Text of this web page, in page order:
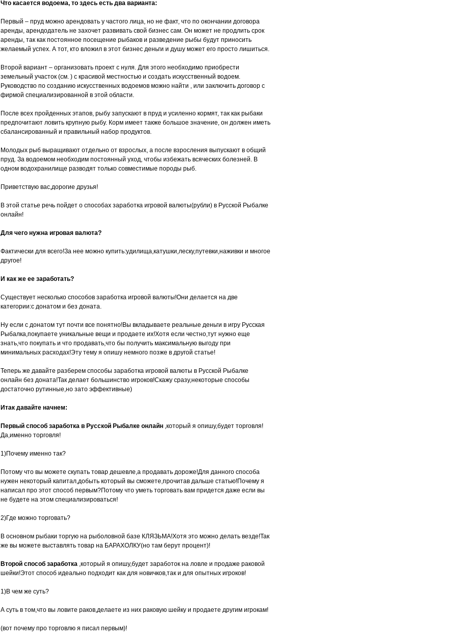
Что касается водоема, то здесь есть два варианта:
Первый – пруд можно арендовать у частого лица, но не факт, что по окончании договора
аренды, арендодатель не захочет развивать свой бизнес сам. Он может не продлить срок
аренды, так как постоянное посещение рыбаков и разведение рыбы будут приносить
желаемый успех. А тот, кто вложил в этот бизнес деньги и душу может его просто лишиться.
Второй вариант – организовать проект с нуля. Для этого необходимо приобрести
земельный участок (см. ) с красивой местностью и создать искусственный водоем.
Руководство по созданию искусственных водоемов можно найти , или заключить договор с
фирмой специализированной в этой области.
После всех пройденных этапов, рыбу запускают в пруд и усиленно кормят, так как рыбаки
предпочитают ловить крупную рыбу. Корм имеет также большое значение, он должен иметь
сбалансированный и правильный набор продуктов.
Молодых рыб выращивают отдельно от взрослых, а после взросления выпускают в общий
пруд. За водоемом необходим постоянный уход, чтобы избежать всяческих болезней. В
одном водохранилище разводят только совместимые породы рыб.
Приветствую вас,дорогие друзья!
В этой статье речь пойдет о способах заработка игровой валюты(рубли) в Русской Рыбалке
онлайн!
Для чего нужна игровая валюта?
Фактически для всего!За нее можно купить:удилища,катушки,леску,путевки,наживки и многое
другое!
И как же ее заработать?
Существует несколько способов заработка игровой валюты!Они делается на две
категории:с донатом и без доната.
Ну если с донатом тут почти все понятно!Вы вкладываете реальные деньги в игру Русская
Рыбалка,покупаете уникальные вещи и продаете их!Хотя если честно,тут нужно еще
знать,что покупать и что продавать,что бы получить максимальную выгоду при
минимальных расходах!Эту тему я опишу немного позже в другой статье!
Теперь же давайте разберем способы заработка игровой валюты в Русской Рыбалке
онлайн без доната!Так делает большинство игроков!Скажу сразу,некоторые способы
достаточно рутинные,но зато эффективные)
Итак давайте начнем:
Первый способ заработка в Русской Рыбалке онлайн ,который я опишу,будет торговля!
Да,именно торговля!
1)Почему именно так?
Потому что вы можете скупать товар дешевле,а продавать дороже!Для данного способа
нужен некоторый капитал,добыть который вы сможете,прочитав дальше статью!Почему я
написал про этот способ первым?Потому что уметь торговать вам придется даже если вы
не будете на этом специализироваться!
2)Где можно торговать?
В основном рыбаки торгую на рыболовной базе КЛЯЗЬМА!Хотя это можно делать везде!Так
же вы можете выставлять товар на БАРАХОЛКУ(но там берут процент)!
Второй способ заработка ,который я опишу,будет заработок на ловле и продаже раковой
шейки!Этот способ идеально подходит как для новичков,так и для опытных игроков!
1)В чем же суть?
А суть в том,что вы ловите раков,делаете из них раковую шейку и продаете другим игрокам!
(вот почему про торговлю я писал первым)!